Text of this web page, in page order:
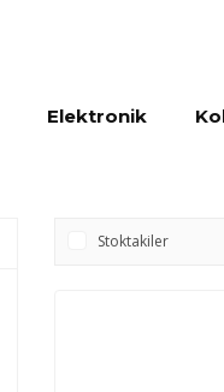
Elektronik
Stoktakiler